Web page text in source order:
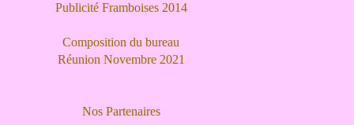
Publicité Framboises 2014
Composition du bureau
Réunion Novembre 2021
Nos Partenaires